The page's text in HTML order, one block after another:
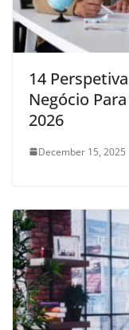
14
Negócio
2026
December 15, 2025